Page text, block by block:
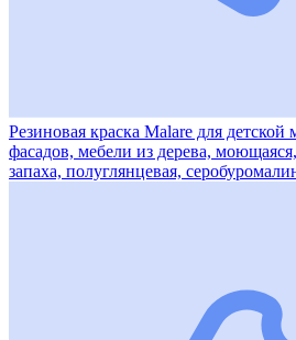
Резиновая краска Malare для
фасадов, мебели из дерева,
запаха, полуглянцевая,